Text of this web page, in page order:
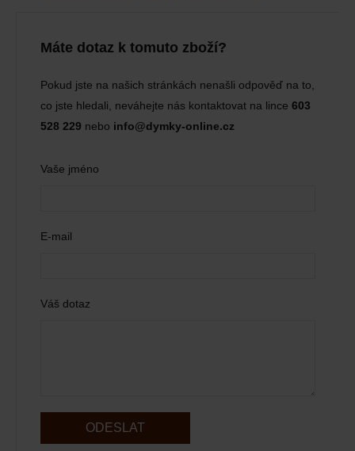
Máte dotaz k tomuto zboží?
Pokud jste na našich stránkách nenašli odpověď na to,
co jste hledali, neváhejte nás kontaktovat na lince 603
528 229 nebo info@dymky-online.cz
Vaše jméno
E-mail
Váš dotaz
ODESLAT